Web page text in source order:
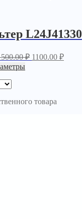
L24J41330
₽ 1100.00 ₽
товара